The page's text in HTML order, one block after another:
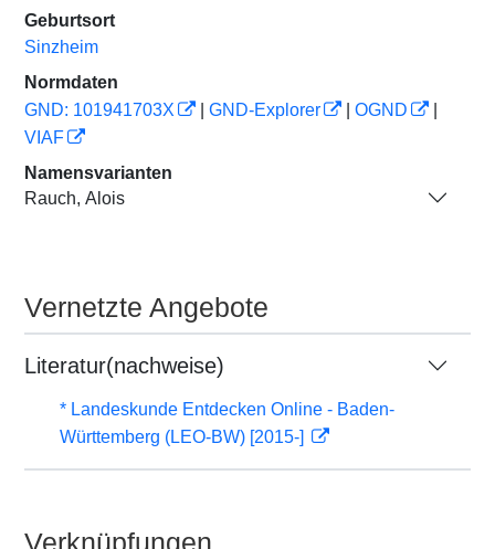
Geburtsort
Sinzheim
Normdaten
GND: 101941703X
GND-Explorer OGND
VIAF
Namensvarianten
Rauch, Alois
Vernetzte Angebote
Literatur(nachweise)
* Landeskunde Entdecken Online - Baden-
Württemberg (LEO-BW) [2015-]
Verknüpfungen